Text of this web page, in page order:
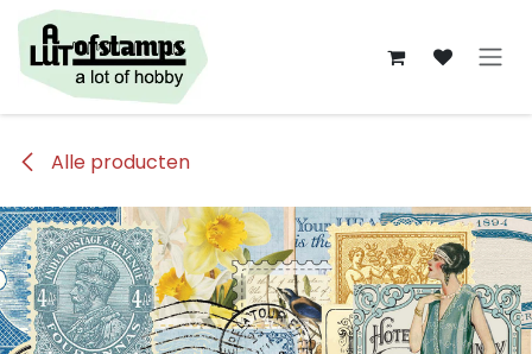
Overslaan naar inhoud
Alle producten